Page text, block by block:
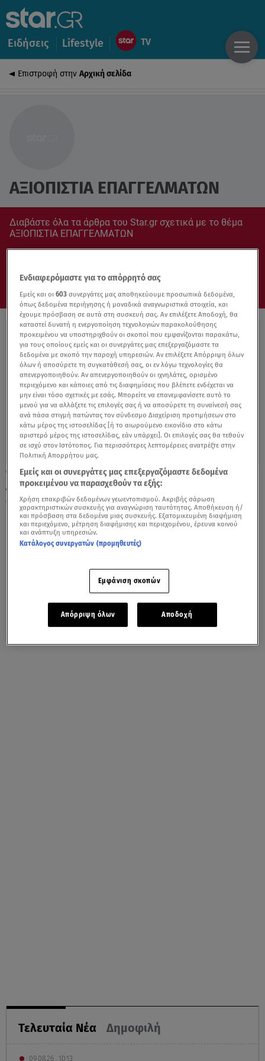
Ειδήσεις Lifestyle
Επιστροφή στην Αρχική σελίδα
ΑΞΙΟΠΙΣΤΙΑ ΕΠΑΓΓΕΛΜΑΤΩΝ
Διαβάστε όλα τα άρθρα του Star.gr σχετικά με το θέμα
ΑΞΙΟΠΙΣΤΙΑ ΕΠΑΓΓΕΛΜΑΤΩΝ
13.10.21, 11:37
Αξιοπιστία επαγγελμάτων: Απογειώθηκαν
οι γιατροί - Στον πάτο οι πολιτικοί
Τελευταία Νέα Δημοφιλή
09.08.26 , 10:13
Ενδιαφερόμαστε για το απόρρητό σας
Εμείς και οι603 συνεργάτες μας αποθηκεύουμε προσωπικά δεδομένα,
όπως δεδομένα περιήγησης ή μοναδικά αναγνωριστικά στοιχεία, και
έχουμε πρόσβαση σε αυτά στη συσκευή σας. Αν επιλέξετε Αποδοχή, θα
καταστεί δυνατή η ενεργοποίηση τεχνολογιών παρακολούθησης
προκειμένου να υποστηριχθούν οι σκοποί που εμφανίζονται παρακάτω,
για τους οποίους εμείς και οι συνεργάτες μας επεξεργαζόμαστε τα
δεδομένα με σκοπό την παροχή υπηρεσιών. Αν επιλέξετε Απόρριψη όλων
όλων ή αποσύρετε τη συγκατάθεσή σας, οι εν λόγω τεχνολογίες θα
απενεργοποιηθούν. Αν απενεργοποιηθούν οι ιχνηλάτες, ορισμένο
περιεχόμενο και κάποιες από τις διαφημίσεις που βλέπετε ενδέχεται να
μην είναι τόσο σχετικές με εσάς. Μπορείτε να επανεμφανίσετε αυτό το
μενού για να αλλάξετε τις επιλογές σας ή να αποσύρετε τη συναίνεσή σας
ανά πάσα στιγμή πατώντας τον σύνδεσμο Διαχείριση προτιμήσεων στο
κάτω μέρος της ιστοσελίδας [ή το αιωρούμενο εικονίδιο στο κάτω
αριστερό μέρος της ιστοσελίδας, εάν υπάρχει]. Οι επιλογές σας θα τεθούν
σε ισχύ στον Ιστότοπος. Για περισσότερες λεπτομέρειες ανατρέξτε στην
Πολιτική Απορρήτου μας.
Εμείς και οι συνεργάτες μας επεξεργαζόμαστε δεδομένα
προκειμένου να παρασχεθούν τα εξής:
Χρήση επακριβών δεδομένων γεωεντοπισμού. Ακριβής σάρωση
χαρακτηριστικών συσκευής για αναγνώριση ταυτότητας. Αποθήκευση ή/
και πρόσβαση στα δεδομένα μιας συσκευής. Εξατομικευμένη διαφήμιση
και περιεχόμενο, μέτρηση διαφήμισης και περιεχομένου, έρευνα κοινού
και ανάπτυξη υπηρεσιών.
Κατάλογος συνεργατών (προμηθευτές)
Εμφάνιση σκοπών
Απόρριψη όλων Αποδοχή